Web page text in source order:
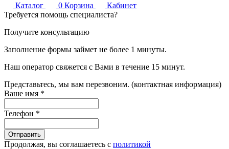
Каталог 0 Корзина
Кабинет
Требуется помощь специалиста?
Получите консультацию
Заполнение формы займет не более 1 минуты.
Наш оператор свяжется с Вами в течение 15 минут.
Представьтесь, мы вам перезвоним. (контактная информация)
Ваше имя *
Телефон *
Продолжая, вы соглашаетесь с политикой